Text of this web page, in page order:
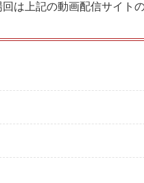
は上記の動画配信サイトの